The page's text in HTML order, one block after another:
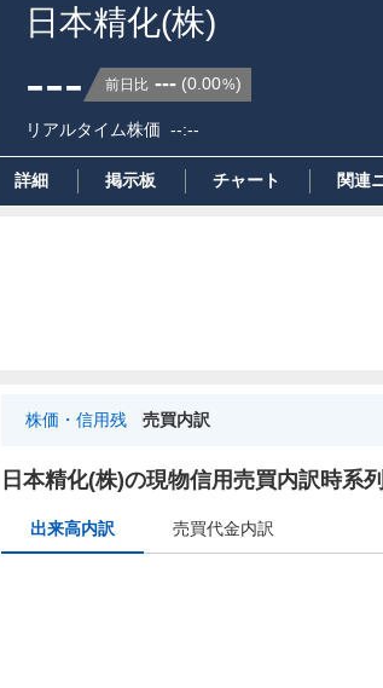
日本精化(株)
--- 前日比 --- (0.00%)
リアルタイム株価 --:--
詳細 掲示板 チャート 関連
株価・信用残 売買内訳
日本精化(株)の現物信用売買内訳時系列
来
訳
出来高内訳 売買代金内訳